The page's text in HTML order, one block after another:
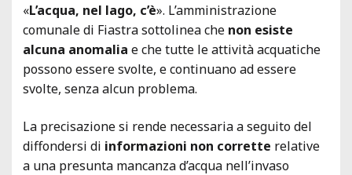
«L’acqua, nel lago, c’è». L’amministrazione
comunale di Fiastra sottolinea che non esiste
alcuna anomalia e che tutte le attività acquatiche
possono essere svolte, e continuano ad essere
svolte, senza alcun problema.
La precisazione si rende necessaria a seguito del
diffondersi di informazioni non corrette relative
a una presunta mancanza d’acqua nell’invaso